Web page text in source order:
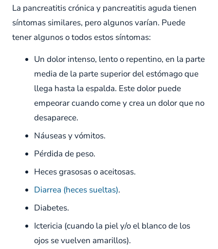
La pancreatitis crónica y pancreatitis aguda tienen
síntomas similares, pero algunos varían. Puede
tener algunos o todos estos síntomas:
Un dolor intenso, lento o repentino, en la parte
media de la parte superior del estómago que
llega hasta la espalda. Este dolor puede
empeorar cuando come y crea un dolor que no
desaparece.
Náuseas y vómitos.
Pérdida de peso.
Heces grasosas o aceitosas.
Diarrea (heces sueltas).
Diabetes.
Ictericia (cuando la piel y/o el blanco de los
ojos se vuelven amarillos).